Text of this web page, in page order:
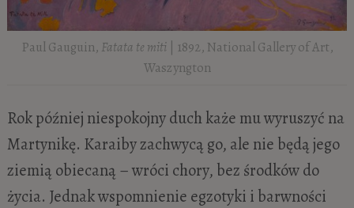
Paul Gauguin, Fatata te miti| 1892, National Gallery of Art,
Waszyngton
Rok później niespokojny duch każe mu wyruszyć na
Martynikę. Karaiby zachwycą go, ale nie będą jego
ziemią obiecaną – wróci chory, bez środków do
życia. Jednak wspomnienie egzotyki i barwności